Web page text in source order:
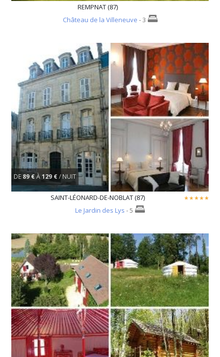
REMPNAT (87)
Château de la Villeneuve - 3
DE 89 €À129 €/ NUIT
SAINT-LÉONARD-DE-NOBLAT (87)
Le Jardin des Lys - 5